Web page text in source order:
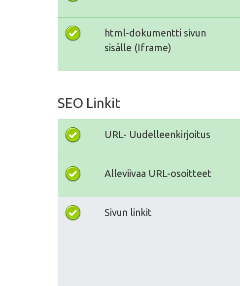
html-dokumentti sivun
sisälle (Iframe)
SEO Linkit
URL- Uudelleenkirjoitus
Alleviivaa URL-osoitteet
Sivun linkit